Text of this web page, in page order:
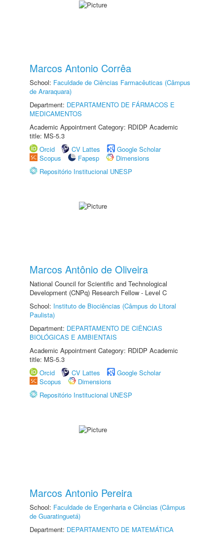
Marcos Antonio Corrêa
School: Faculdade de Ciências Farmacêuticas (Câmpus
de Araraquara)
Department: DEPARTAMENTO DE FÁRMACOS E
MEDICAMENTOS
Academic Appointment Category: RDIDP Academic
title: MS-5.3
Orcid
CV Lattes
Google Scholar
Scopus
Fapesp
Dimensions
Repositório Institucional UNESP
Marcos Antônio de Oliveira
National Council for Scientific and Technological
Development (CNPq) Research Fellow - Level C
School: Instituto de Biociências (Câmpus do Litoral
Paulista)
Department: DEPARTAMENTO DE CIÊNCIAS
BIOLÓGICAS E AMBIENTAIS
Academic Appointment Category: RDIDP Academic
title: MS-5.3
Orcid
CV Lattes
Google Scholar
Scopus
Dimensions
Repositório Institucional UNESP
Marcos Antonio Pereira
School: Faculdade de Engenharia e Ciências (Câmpus
de Guaratinguetá)
Department: DEPARTAMENTO DE MATEMÁTICA